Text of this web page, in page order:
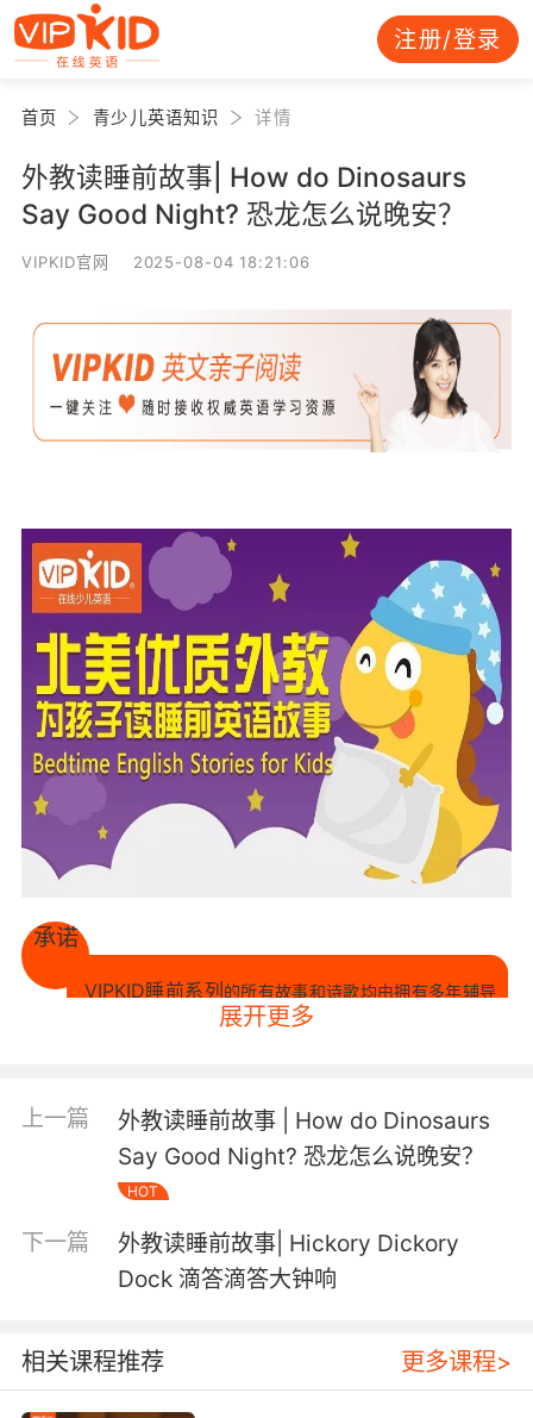
注册/登录
首页 青少儿英语知识 详情
外教读睡前故事| How do Dinosaurs
Say Good Night? 恐龙怎么说晚安？
VIPKID官网 2025-08-04 18:21:06
承诺
VIPKID睡前系列 的所有故事和诗歌均由拥有多年辅导
精心挑选
所有朗读故事或诗歌的外教均经过严格口语测试，发
音标准
一起来听听今天的睡前故事吧~↓↓↓
展开更多
上一篇
外教读睡前故事 | How do Dinosaurs
Say Good Night? 恐龙怎么说晚安？
HOT
下一篇
外教读睡前故事| Hickory Dickory
Dock 滴答滴答大钟响
相关课程推荐 更多课程>